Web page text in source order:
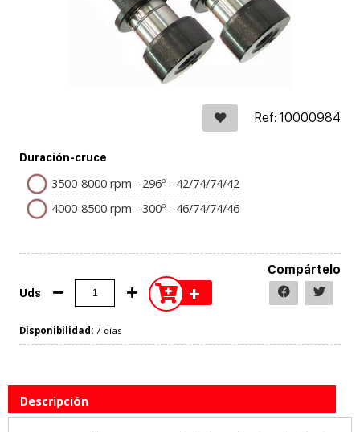
Ref: 10000984
Duración-cruce
3500-8000 rpm - 296º - 42/74/74/42
4000-8500 rpm - 300º - 46/74/74/46
Uds +
Compártelo
Disponibilidad: 7 días
Descripción